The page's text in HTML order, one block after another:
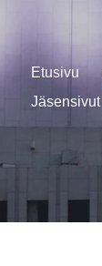
Etusivu
Jäsensivut